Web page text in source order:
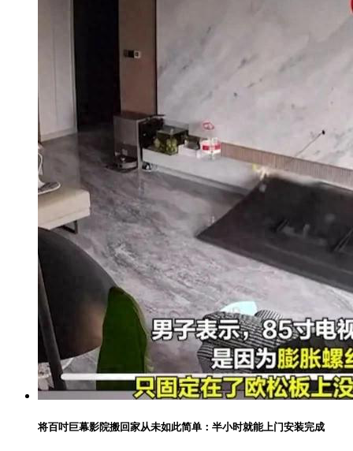
将百吋巨幕影院搬回家从未如此简单：半小时就能上门安装完成